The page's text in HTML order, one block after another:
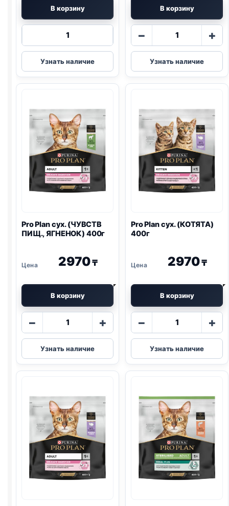
В корзину
Количество
Pro
Plan
сух.
3кг
Узнать наличие
В корзину
−
Количество
Pro
Plan
сух.
1,5кг
+
Узнать наличие
Pro Planсух. (ЧУВСТВ
ПИЩ., ЯГНЕНОК) 400г
2970₸
В корзину
−
Количество
Pro
Plan
сух.
ЯГНЕНОК)
400г
+
Узнать наличие
Pro Planсух. (КОТЯТА)
400г
2970₸
В корзину
−
Количество
Pro
Plan
сух.
+
Узнать наличие